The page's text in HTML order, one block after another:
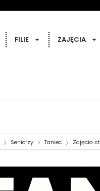
FILIE ZAJĘCIA
Seniorzy Taniec Zajęcia